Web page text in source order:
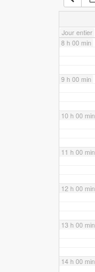
Jour entier
7 h 00 min
8 h 00 min
9 h 00 min
10 h 00 min
11 h 00 min
12 h 00 min
13 h 00 min
14 h 00 min